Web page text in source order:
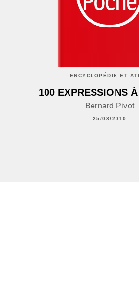
ENCYCLOPÉDIE ET
100 EXPRESSIONS
Bernard Pivot
25/08/2010